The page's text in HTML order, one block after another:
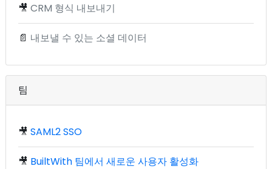
🎥 CRM 형식 내보내기
📄 내보낼 수 있는 소셜 데이터
팀
🎥 SAML2 SSO
🎥 BuiltWith 팀에서 새로운 사용자 활성화